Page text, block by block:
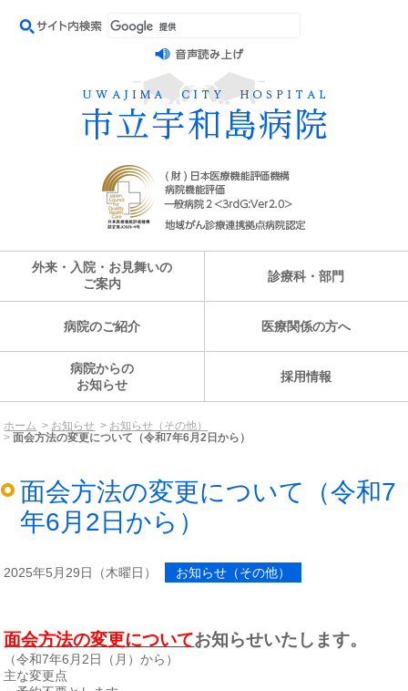
外来・入院・お見舞いの
ご案内
診療科・部門
病院のご紹介 医療関係の方へ
病院からの
お知らせ
採用情報
ホーム お知らせ
お知らせ（その他）
面会方法の変更について（令和7年6月2日から）
面会方法の変更について（令和7
年6月2日から）
2025年5月29日（木曜日） お知らせ（その他）
面会方法の変更についてお知らせいたします。
（令和7年6月2日（月）から）
主な変更点